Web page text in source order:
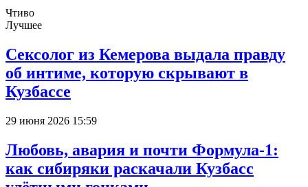
Чтиво
Лучшее
Сексолог из Кемерова выдала правду
об интиме, которую скрывают в
Кузбассе
29 июня 2026 15:59
Любовь, авария и почти Формула-1:
как сибиряки раскачали Кузбасс